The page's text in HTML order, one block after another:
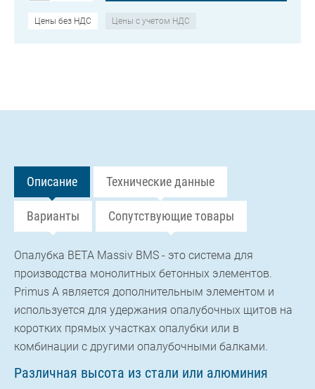
Цены без НДС Цены с учетом НДС
Описание Технические данные
Варианты Сопутствующие товары
Опалубка BETA Massiv BMS - это система для
производства монолитных бетонных элементов.
Primus A является дополнительным элементом и
используется для удержания опалубочных щитов на
коротких прямых участках опалубки или в
комбинации с другими опалубочными балками.
Различная высота из стали или алюминия